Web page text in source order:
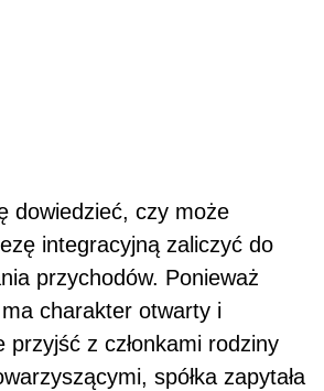
dowiedzieć, czy może
integracyjną zaliczyć do
przychodów. Ponieważ
charakter otwarty i
przyjść z członkami rodziny
spółka zapytała